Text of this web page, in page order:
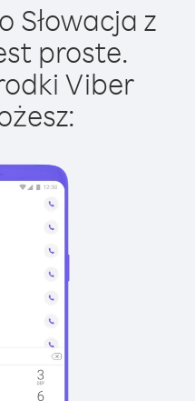
Słowacja z
proste.
Viber